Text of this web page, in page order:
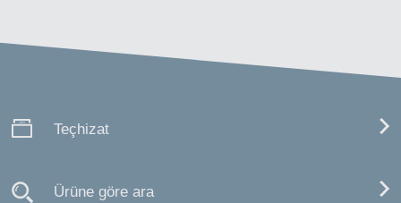
Teçhizat
Ürüne göre ara